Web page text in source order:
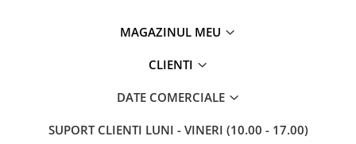
MAGAZINUL MEU
CLIENTI
DATE COMERCIALE
SUPORT CLIENTI LUNI - VINERI (10.00 - 17.00)